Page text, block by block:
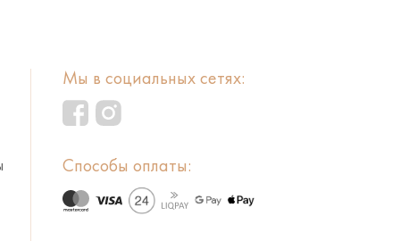
Мы в социальных сетях:
Способы оплаты: